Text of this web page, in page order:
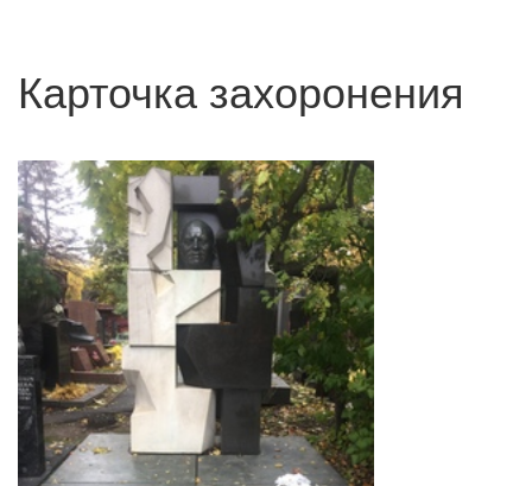
Карточка захоронения